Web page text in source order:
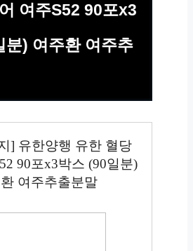
여주S52 90포x3
분) 여주환 여주추
] 유한양행 유한 혈당
90포x3박스 (90일분)
여주추출분말